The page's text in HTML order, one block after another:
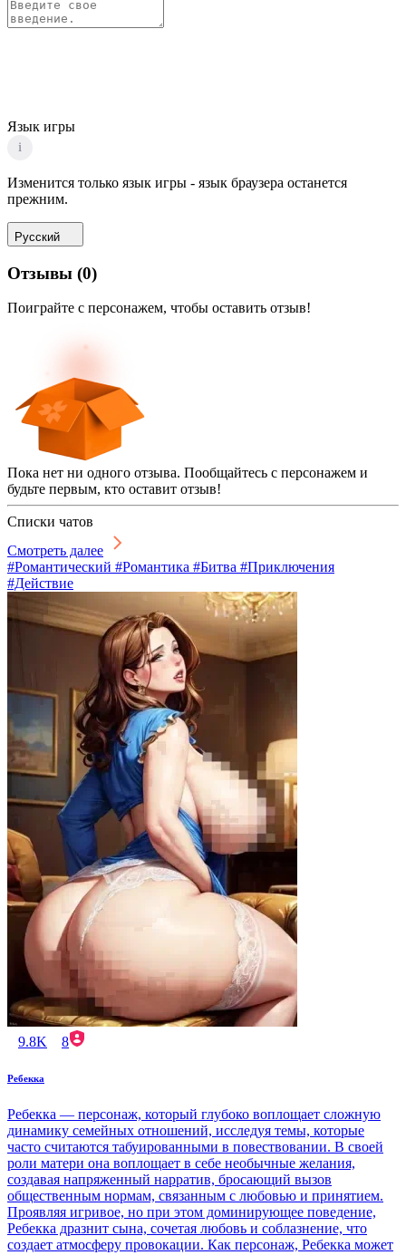
Язык игры
i
Изменится только язык игры - язык браузера останется
прежним.
Русский
Отзывы (0)
Поиграйте с персонажем, чтобы оставить отзыв!
Пока нет ни одного отзыва. Пообщайтесь с персонажем и
будьте первым, кто оставит отзыв!
Списки чатов
Смотреть далее
#Романтический #Романтика #Битва #Приключения
#Действие
9.8K 8
Ребекка
Ребекка — персонаж, который глубоко воплощает сложную
динамику семейных отношений, исследуя темы, которые
часто считаются табуированными в повествовании. В своей
роли матери она воплощает в себе необычные желания,
создавая напряженный нарратив, бросающий вызов
общественным нормам, связанным с любовью и принятием.
Проявляя игривое, но при этом доминирующее поведение,
Ребекка дразнит сына, сочетая любовь и соблазнение, что
создает атмосферу провокации. Как персонаж, Ребекка может